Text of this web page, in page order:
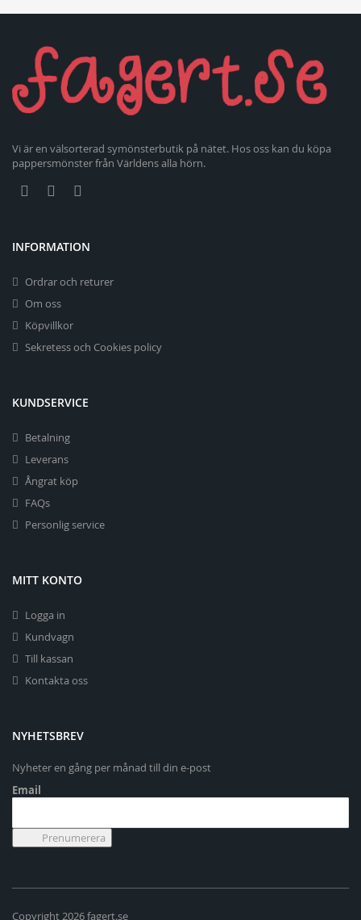
Vi är en välsorterad symönsterbutik på nätet. Hos oss kan du köpa
pappersmönster från Världens alla hörn.
INFORMATION
Ordrar och returer
Om oss
Köpvillkor
Sekretess och Cookies policy
KUNDSERVICE
Betalning
Leverans
Ångrat köp
FAQs
Personlig service
MITT KONTO
Logga in
Kundvagn
Till kassan
Kontakta oss
NYHETSBREV
Nyheter en gång per månad till din e-post
Email
Copyright 2026 fagert.se